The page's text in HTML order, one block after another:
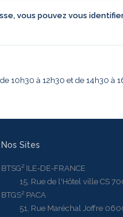
vous pouvez vous
10h30 à 12h30 et de 14h30 à
Nos Sites
BTSG² ILE-DE-FRANCE
15, Rue de l'Hôtel ville CS
BTGS² PACA
51, Rue Maréchal Joffre